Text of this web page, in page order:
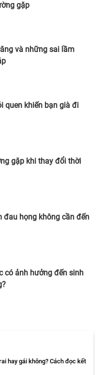
gặp
và những sai lầm
quen khiến bạn già đi
gặp khi thay đổi thời
đau họng không cần đến
có ảnh hưởng đến sinh
hay gái không? Cách đọc kết